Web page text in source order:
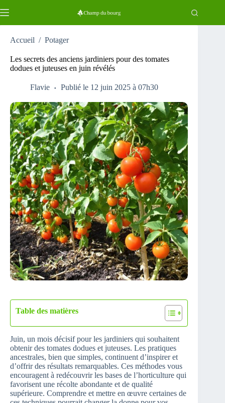
au
Accueil / Potager
Les secrets des anciens jardiniers pour des tomates
dodues et juteuses en juin révélés
Flavie Publié le 12 juin 2025 à 07h30
Table des matières
Juin, un mois décisif pour les jardiniers qui souhaitent
obtenir des tomates dodues et juteuses. Les pratiques
ancestrales, bien que simples, continuent d’inspirer et
d’offrir des résultats remarquables. Ces méthodes vous
encouragent à redécouvrir les bases de l’horticulture qui
favorisent une récolte abondante et de qualité
supérieure. Comprendre et mettre en œuvre certaines de